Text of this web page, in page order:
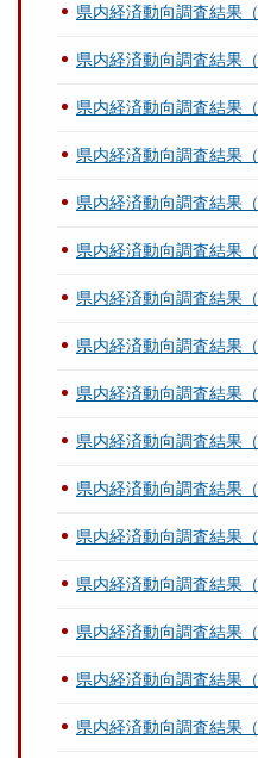
県内経済動向調査結果
県内経済動向調査結果
県内経済動向調査結果
県内経済動向調査結果
県内経済動向調査結果
県内経済動向調査結果
県内経済動向調査結果
県内経済動向調査結果
県内経済動向調査結果
県内経済動向調査結果
県内経済動向調査結果
県内経済動向調査結果
県内経済動向調査結果
県内経済動向調査結果
県内経済動向調査結果
県内経済動向調査結果